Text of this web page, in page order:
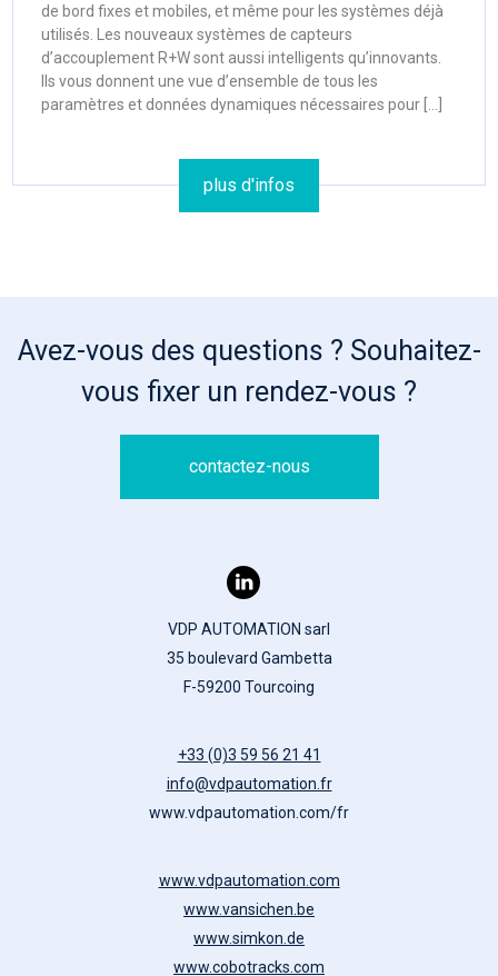
de bord fixes et mobiles, et même pour les systèmes déjà
utilisés. Les nouveaux systèmes de capteurs
d’accouplement R+W sont aussi intelligents qu’innovants.
Ils vous donnent une vue d’ensemble de tous les
paramètres et données dynamiques nécessaires pour […]
plus d'infos
Avez-vous des questions ? Souhaitez-
vous fixer un rendez-vous ?
contactez-nous
VDP AUTOMATION sarl
35 boulevard Gambetta
F-59200 Tourcoing
+33 (0)3 59 56 21 41
info@vdpautomation.fr
www.vdpautomation.com/fr
www.vdpautomation.com
www.vansichen.be
www.simkon.de
www.cobotracks.com